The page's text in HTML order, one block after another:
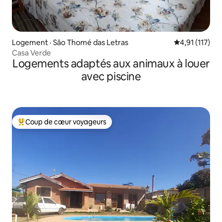
Logement · São Thomé das Letras Note
4,91 (117)
Casa Verde
Logements adaptés aux animaux à louer
avec piscine
Coup de cœur voyageurs parmi les plus aimés
Coup de cœur voyageurs